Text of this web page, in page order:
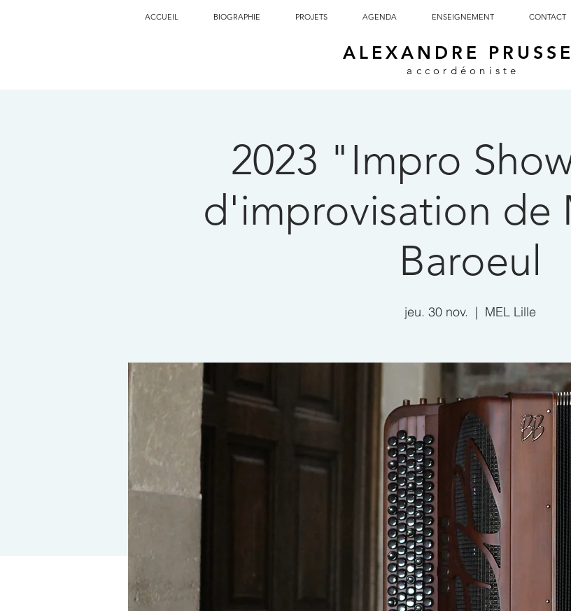
ACCUEIL BIOGRAPHIE PROJETS AGENDA ENSEIGNEMENT CONTACT
ALEXANDRE PRUSSE
accordéoniste
2023 "Impro
d'improvisation de
Baroeul
jeu. 30 nov.
  |
MEL Lille